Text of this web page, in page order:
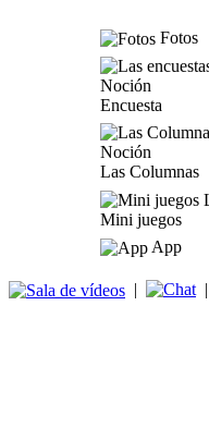
Fotos
Encuesta
Las Columnas
Mini juegos
App
| |